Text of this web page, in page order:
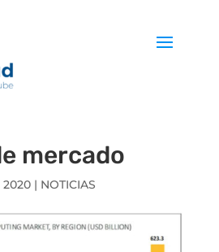
mercado
2020| NOTICIAS